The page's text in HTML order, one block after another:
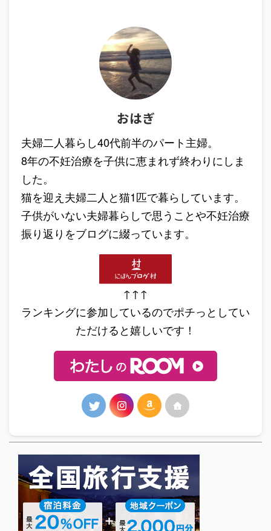
おはぎ
夫婦二人暮らし40代前半のパート主婦。
8年の不妊治療を子供に恵まれず終わりにしま
した。
猫を迎え夫婦二人と猫1匹で暮らしています。
子供がいない夫婦暮らしで思うことや不妊治療
振り返りをブログに綴っています。
↑↑↑
ランキングに参加しているのでポチっとしてい
ただけると嬉しいです！